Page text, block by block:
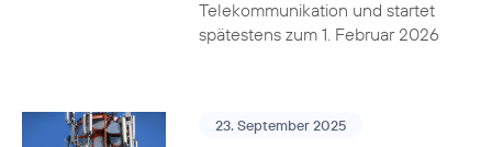
Telekommunikation und startet
spätestens zum 1. Februar 2026
23. September 2025